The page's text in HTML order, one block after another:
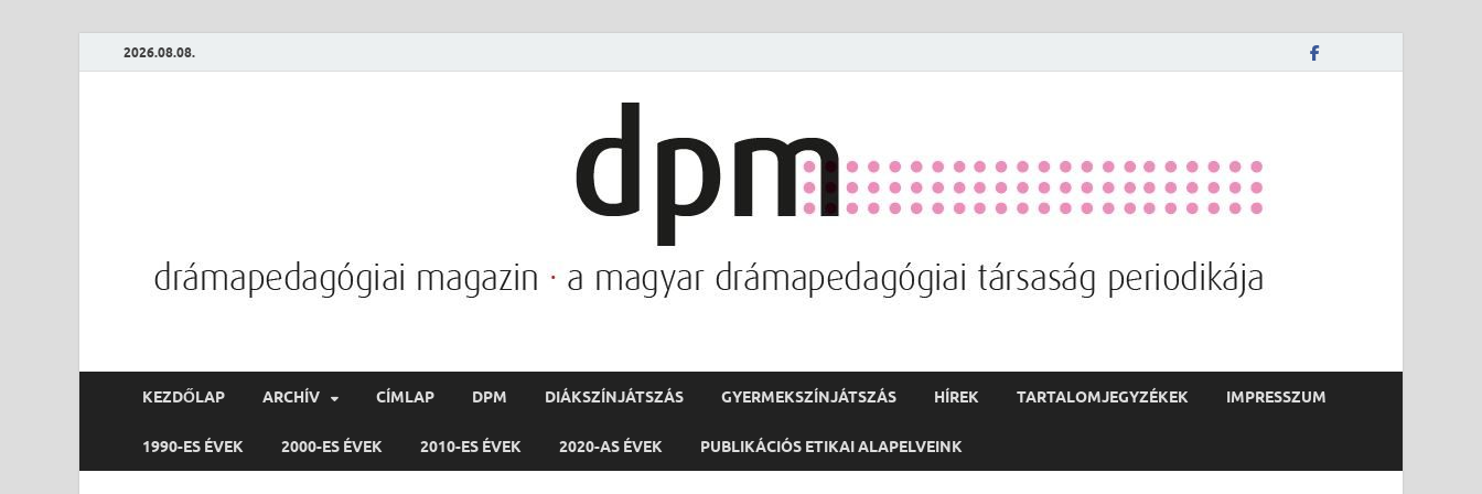
2026.08.08.
KEZDŐLAP ARCHÍV CÍMLAP DPM DIÁKSZÍNJÁTSZÁS GYERMEKSZÍNJÁTSZÁS HÍREK TARTALOMJEGYZÉKEK IMPRESSZUM
1990-ES ÉVEK 2000-ES ÉVEK 2010-ES ÉVEK 2020-AS ÉVEK PUBLIKÁCIÓS ETIKAI ALAPELVEINK